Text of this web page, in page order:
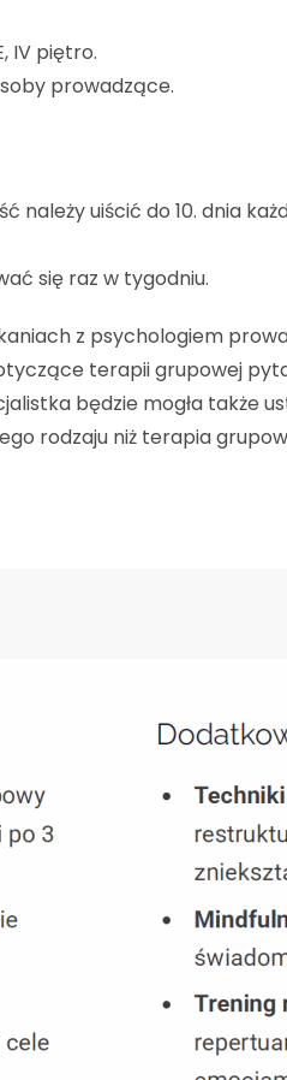
IV piętro.
prowadzące.
należy uiścić do 10. dnia
się raz w tygodniu.
z psychologiem
terapii grupowej
będzie mogła także
rodzaju niż terapia